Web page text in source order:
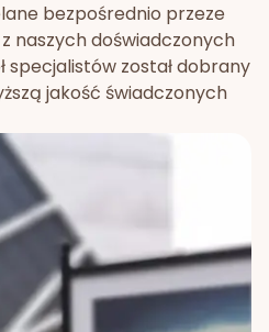
bezpośrednio przeze
naszych doświadczonych
specjalistów został dobrany
jakość świadczonych